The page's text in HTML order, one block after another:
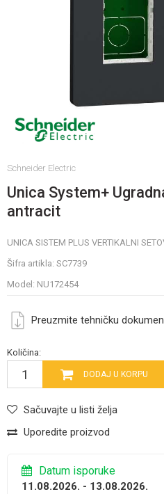
Schneider Electric
Unica System+
antracit
UNICA SISTEM PLUS VERTIKALNI
Šifra artikla: SC7739
Model: NU172454
Preuzmite tehničku
Količina:
DODAJ U KORPU
Sačuvajte u listi želja
Uporedite proizvod
Datum isporuke
11.08.2026. - 13.08.2026.